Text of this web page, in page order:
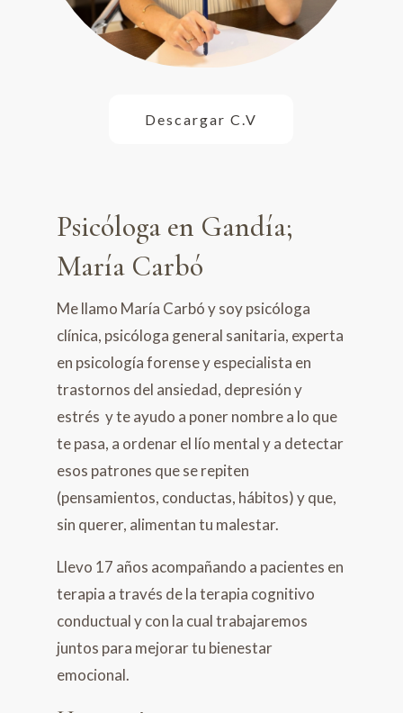
Descargar C.V
Psicóloga en Gandía;
María Carbó
Me llamo María Carbó y soy psicóloga
clínica, psicóloga general sanitaria, experta
en psicología forense y especialista en
trastornos del ansiedad, depresión y
estrés y te ayudo a poner nombre a lo que
te pasa, a ordenar el lío mental y a detectar
esos patrones que se repiten
(pensamientos, conductas, hábitos) y que,
sin querer, alimentan tu malestar.
Llevo 17 años acompañando a pacientes en
terapia a través de la terapia cognitivo
conductual y con la cual trabajaremos
juntos para mejorar tu bienestar
emocional.